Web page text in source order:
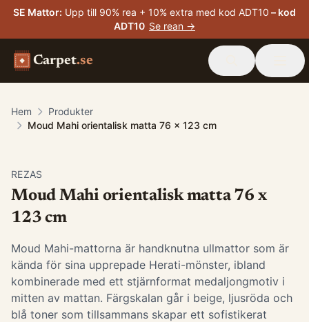
SE Mattor: Upp till 90% rea + 10% extra med kod ADT10 – kod
ADT10 Se rean →
Carpet.se
Hem
Produkter
Moud Mahi orientalisk matta 76 x 123 cm
REZAS
Moud Mahi orientalisk matta 76 x
123 cm
Moud Mahi-mattorna är handknutna ullmattor som är
kända för sina upprepade Herati-mönster, ibland
kombinerade med ett stjärnformat medaljongmotiv i
mitten av mattan. Färgskalan går i beige, ljusröda och
blå toner som tillsammans skapar ett sofistikerat